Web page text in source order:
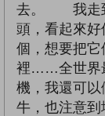
去。 我走到
頭，看起來
個，想要把
裡……全世界
機，我還可
牛，也注意到